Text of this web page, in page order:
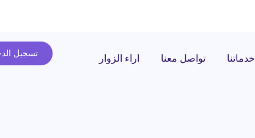
تسجيل خدماتنا تواصل معنا اراء الزوار